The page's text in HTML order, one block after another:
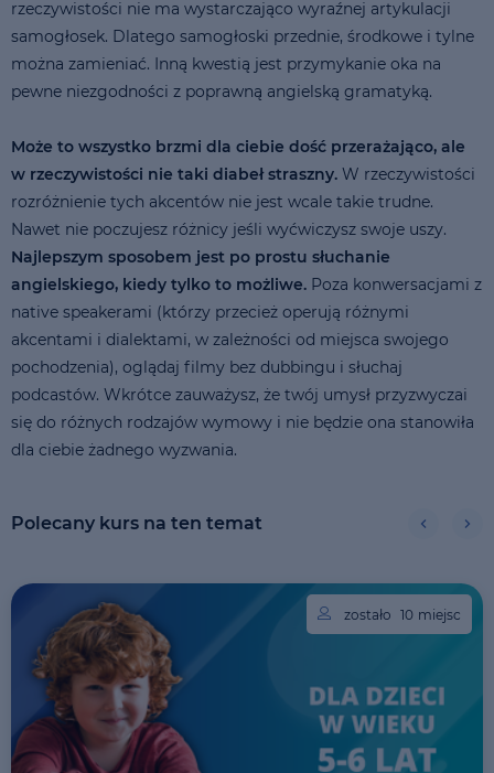
rzeczywistości nie ma wystarczająco wyraźnej artykulacji
samogłosek. Dlatego samogłoski przednie, środkowe i tylne
można zamieniać. Inną kwestią jest przymykanie oka na
pewne niezgodności z poprawną angielską gramatyką.
Może to wszystko brzmi dla ciebie dość przerażająco, ale
w rzeczywistości nie taki diabeł straszny. W rzeczywistości
rozróżnienie tych akcentów nie jest wcale takie trudne.
Nawet nie poczujesz różnicy jeśli wyćwiczysz swoje uszy.
Najlepszym sposobem jest po prostu słuchanie
angielskiego, kiedy tylko to możliwe. Poza konwersacjami z
native speakerami (którzy przecież operują różnymi
akcentami i dialektami, w zależności od miejsca swojego
pochodzenia), oglądaj filmy bez dubbingu i słuchaj
podcastów. Wkrótce zauważysz, że twój umysł przyzwyczai
się do różnych rodzajów wymowy i nie będzie ona stanowiła
dla ciebie żadnego wyzwania.
Polecany kurs na ten temat
zostało 10 miejsc